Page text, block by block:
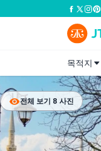
목적지
전체 보기 8 사진